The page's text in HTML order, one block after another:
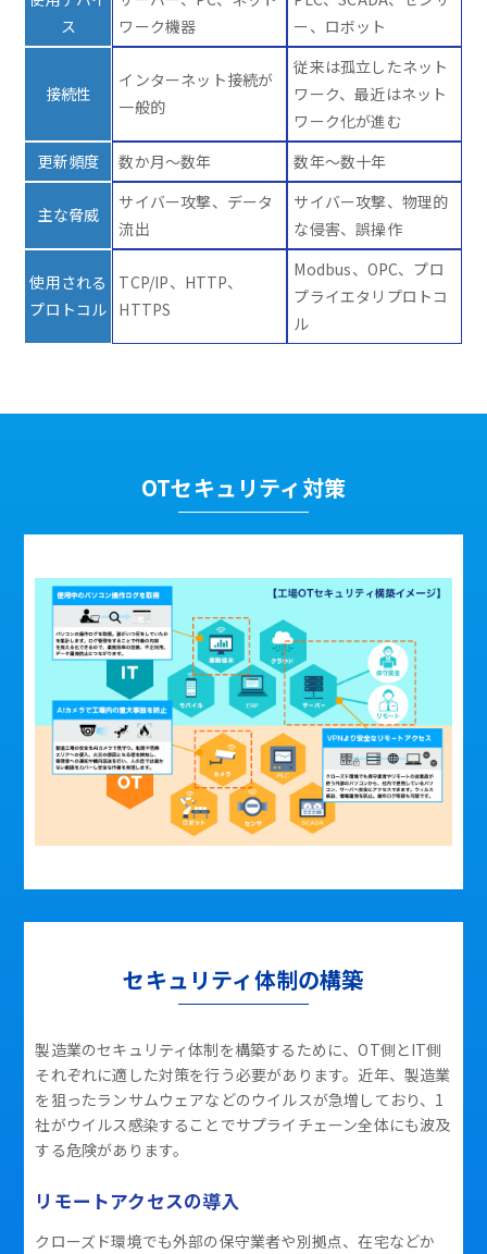
ス
ワーク機器
ー、ロボット
接続性
インターネット接続が
一般的
従来は孤立したネット
ワーク、最近はネット
ワーク化が進む
更新頻度
数か月～数年 数年～数十年
主な脅威
サイバー攻撃、データ
流出
サイバー攻撃、物理的
な侵害、誤操作
使用される
プロトコル
TCP/IP、HTTP、
HTTPS
Modbus、OPC、プロ
プライエタリプロトコ
ル
OTセキュリティ対策
セキュリティ体制の構築
製造業のセキュリティ体制を構築するために、OT側とIT側
それぞれに適した対策を行う必要があります。近年、製造業
を狙ったランサムウェアなどのウイルスが急増しており、1
社がウイルス感染することでサプライチェーン全体にも波及
する危険があります。
リモートアクセスの導入
クローズド環境でも外部の保守業者や別拠点、在宅などか